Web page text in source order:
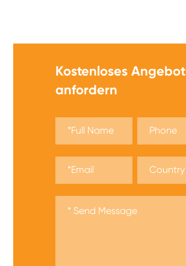
Kostenloses Angebot
anfordern